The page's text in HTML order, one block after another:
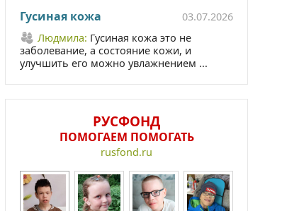
Гусиная кожа
03.07.2026
Людмила: Гусиная кожа это не
заболевание, а состояние кожи, и
улучшить его можно увлажнением ...
РУСФОНД
ПОМОГАЕМ ПОМОГАТЬ
rusfond.ru